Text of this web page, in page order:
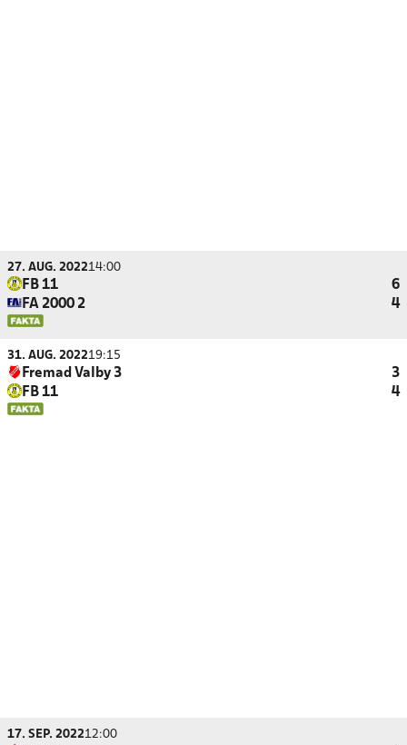
27. AUG. 202214:00
FB 11
6
FA 2000 2
4
31. AUG. 202219:15
Fremad Valby 3
3
FB 11
4
17. SEP. 202212:00